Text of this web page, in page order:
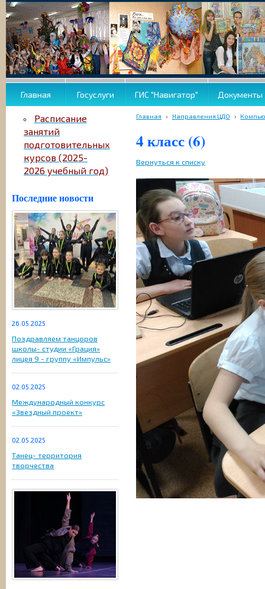
Главная Госуслуги ГИС "Навигатор" Документы
Расписание
занятий
подготовительных
курсов (2025-
2026 учебный год)
Последние новости
26.05.2025
Поздравляем танцоров
школы- студии «Грация»
лицея 9 - группу «Импульс»
02.05.2025
Международный конкурс
«Звездный проект»
02.05.2025
Танец- территория
творчества
Главная › Направления ЦДО ›
4 класс (6)
Вернуться к списку